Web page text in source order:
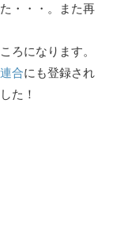
・・・。また再
ろになります。
合にも登録され
た！